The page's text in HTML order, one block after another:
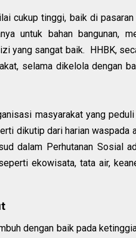
cukup tinggi, baik di
untuk bahan bangunan,
yang sangat baik. HHBK,
selama dikelola dengan
masyarakat yang
dikutip dari harian
dalam Perhutanan Sosial
ekowisata, tata air,
dengan baik pada